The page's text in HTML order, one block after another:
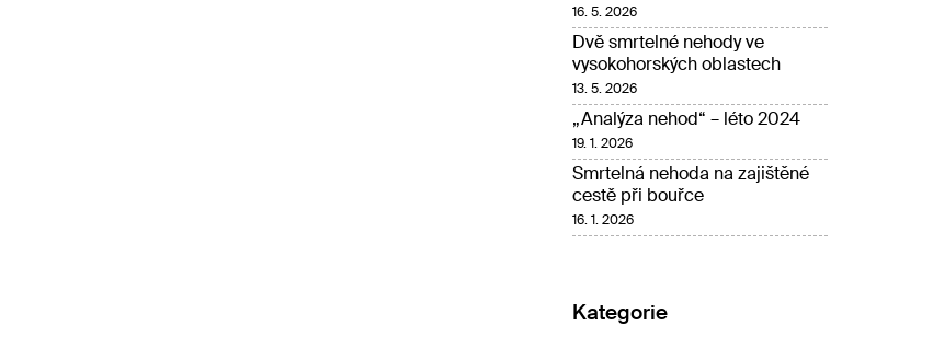
16. 5. 2026
Dvě smrtelné nehody ve
vysokohorských oblastech
13. 5. 2026
„Analýza nehod“ – léto 2024
19. 1. 2026
Smrtelná nehoda na zajištěné
cestě při bouřce
16. 1. 2026
Kategorie